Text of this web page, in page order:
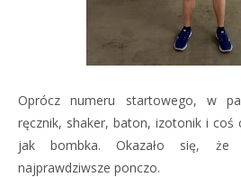
Oprócz numeru startowego, w
ręcznik, shaker, baton, izotonik i coś
jak bombka. Okazało się,
najprawdziwsze ponczo.